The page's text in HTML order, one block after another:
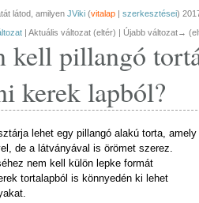
látod, amilyen JViki (vitalap | szerkesztései)
| Aktuális változat (eltér) | Újabb változat→
kell pillangó
kerek lapból?
lehet egy pillangó alakú torta, amely
de a látványával is örömet szerez.
nem kell külön lepke formát
tortalapból is könnyedén ki lehet